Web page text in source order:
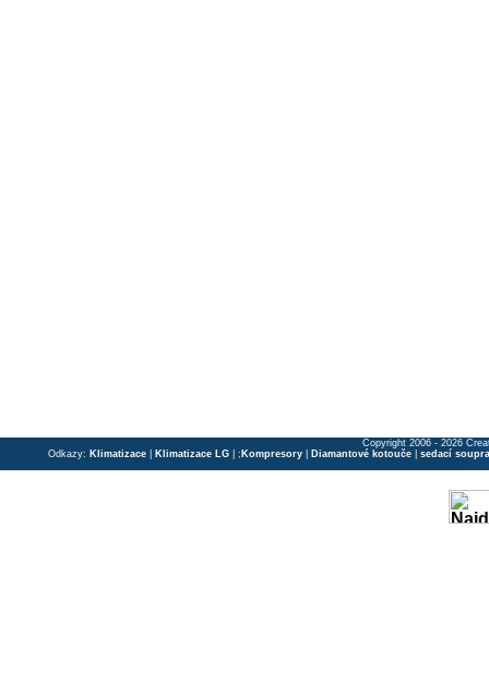
Copyright 2006 - 2026
Odkazy: Klimatizace Klimatizace LG | ; Kompresory Diamantové kotouče sedací